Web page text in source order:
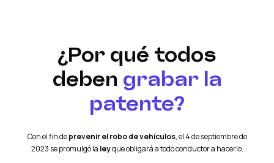
¿Por qué todos
deben grabar la
patente?
Con el fin deprevenir el robo de vehículos, el 4 de septiembre de
2023 se promulgó la leyque obligará a todo conductor a hacerlo.